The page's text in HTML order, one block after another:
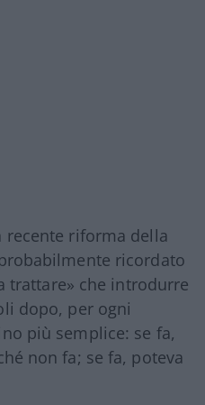
recente riforma della
ricordato
trattare» che introdurre
dopo, per ogni
più semplice: se fa,
non fa; se fa, poteva